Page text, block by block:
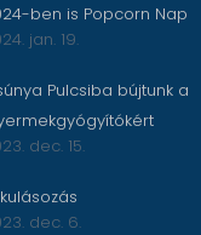
ben is Popcorn Nap
jan. 19.
Pulcsiba bújtunk a
dec. 15.
dec. 6.